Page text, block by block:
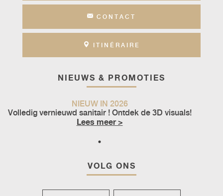
CONTACT
ITINÉRAIRE
NIEUWS & PROMOTIES
NIEUW IN 2026
Volledig vernieuwd sanitair ! Ontdek de 3D visuals!
Lees meer >
VOLG ONS